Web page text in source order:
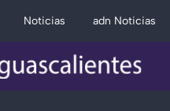
Noticias adn Noticias